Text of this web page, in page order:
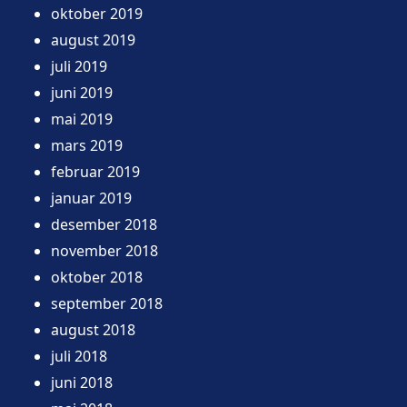
oktober 2019
august 2019
juli 2019
juni 2019
mai 2019
mars 2019
februar 2019
januar 2019
desember 2018
november 2018
oktober 2018
september 2018
august 2018
juli 2018
juni 2018